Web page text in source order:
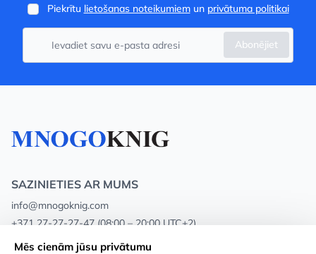
Piekrītu lietošanas noteikumiemun privātuma politikai
Abonējiet
SAZINIETIES AR MUMS
info@mnogoknig.com
+371 27-27-27-47 (08:00 – 20:00 UTC+2)
Rīga, Augusta Deglava 69d, LV-1082
Mēs cienām jūsu privātumu